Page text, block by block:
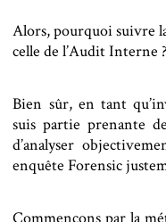
Alors, pourquoi suivre
celle de l’Audit Interne ?
Bien sûr, en tant
suis partie prenante
d’analyser
enquête Forensic